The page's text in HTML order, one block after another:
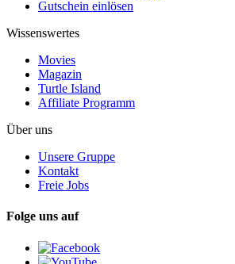
Gutschein einlösen
Wissenswertes
Movies
Magazin
Turtle Island
Affiliate Programm
Über uns
Unsere Gruppe
Kontakt
Freie Jobs
Folge uns auf